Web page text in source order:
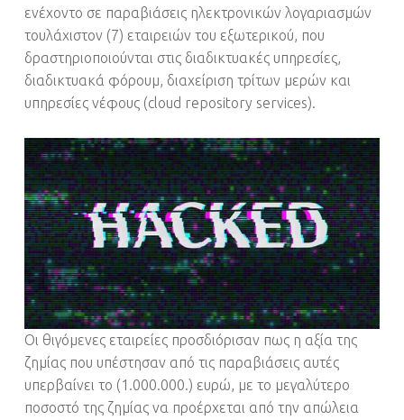
ενέχοντο σε παραβιάσεις ηλεκτρονικών λογαριασμών
τουλάχιστον (7) εταιρειών του εξωτερικού, που
δραστηριοποιούνται στις διαδικτυακές υπηρεσίες,
διαδικτυακά φόρουμ, διαχείριση τρίτων μερών και
υπηρεσίες νέφους (cloud repository services).
Οι θιγόμενες εταιρείες προσδιόρισαν πως η αξία της
ζημίας που υπέστησαν από τις παραβιάσεις αυτές
υπερβαίνει το (1.000.000.) ευρώ, με το μεγαλύτερο
ποσοστό της ζημίας να προέρχεται από την απώλεια